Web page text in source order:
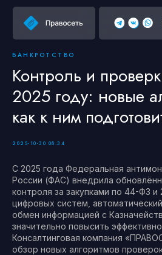
БАНКРОТСТВО
Контроль и
2025 году: новые
как к ним
2025-10-30 08:34
С 2025 года Федеральная
России (ФАС) внедрила
контроля за закупками по 44-ФЗ
цифровых систем,
обмен информацией с
значительно повысить
Консалтинговая компания
обзор новых алгоритмов